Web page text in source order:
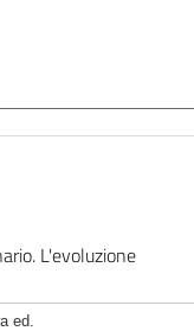
L'evoluzione
ed.